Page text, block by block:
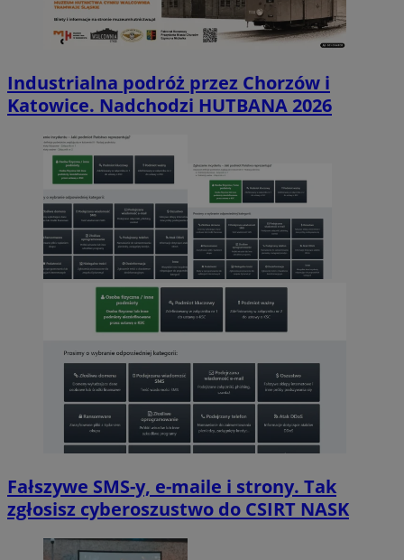
Industrialna podróż przez Chorzów i
Katowice. Nadchodzi HUTBANA 2026
Fałszywe SMS-y, e-maile i strony. Tak
zgłosisz cyberoszustwo do CSIRT NASK